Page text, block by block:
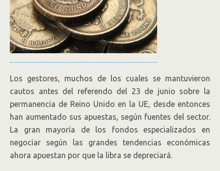
Los gestores, muchos de los cuales se mantuvieron
cautos antes del referendo del 23 de junio sobre la
permanencia de Reino Unido en la UE, desde entonces
han aumentado sus apuestas, según fuentes del sector.
La gran mayoría de los fondos especializados en
negociar según las grandes tendencias económicas
ahora apuestan por que la libra se depreciará.